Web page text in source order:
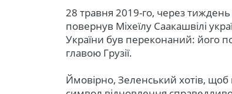
28 травня 2019-го, через тиждень
повернув Міхеїлу Саакашвілі
України був переконаний: його
главою Грузії.
Ймовірно, Зеленський хотів,